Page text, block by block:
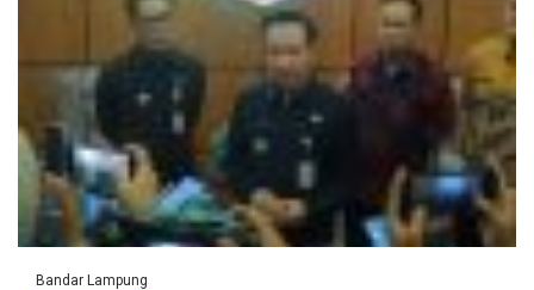
Bandar Lampung